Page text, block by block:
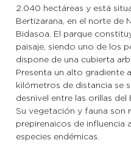
2.040 hectáreas y está
Bertizarana, en el norte de
Bidasoa. El parque
paisaje, siendo uno de los
dispone de una cubierta
Presenta un alto gradiente
kilómetros de distancia se
desnivel entre las orillas
Su vegetación y fauna son
prepirenaicos de influencia
especies endémicas.